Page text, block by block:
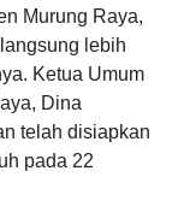
Murung Raya,
lebih
Ketua Umum
Dina
telah disiapkan
pada 22